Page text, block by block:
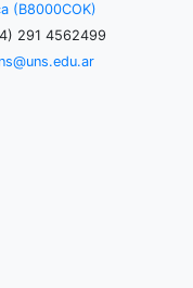
(B8000COK)
291 4562499